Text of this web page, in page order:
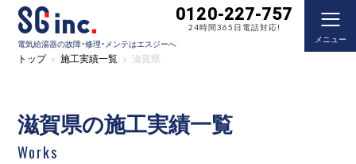
電気給湯器の故障・修理・メンテはエスジーへ
0120-227-757
24時間365日電話対応!
メニュー
トップ 施工実績一覧 滋賀県
滋賀県の施工実績一覧
Works